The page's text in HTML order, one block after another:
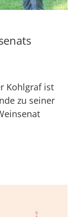
Kohlgraf ist
zu seiner